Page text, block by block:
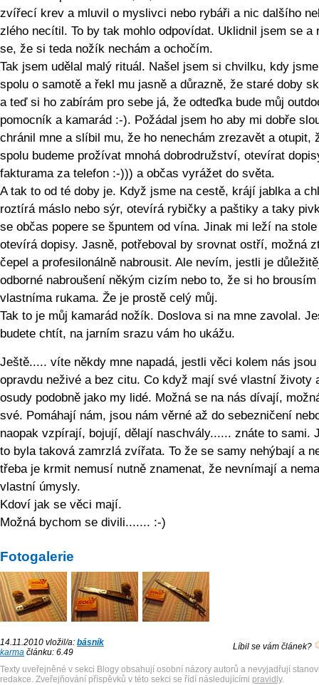
zvířecí krev a mluvil o myslivci nebo rybáři a nic dalšího
zlého necítil. To by tak mohlo odpovídat. Uklidnil jsem se a
se, že si teda nožík nechám a ochočím.
Tak jsem udělal malý rituál. Našel jsem si chvilku, kdy
spolu o samotě a řekl mu jasně a důrazně, že staré doby
a teď si ho zabírám pro sebe já, že odteďka bude můj
pomocník a kamarád :-). Požádal jsem ho aby mi dobře
chránil mne a slíbil mu, že ho nenechám zrezavět a otupit,
spolu budeme prožívat mnohá dobrodružství, otevírat
fakturama za telefon :-))) a občas vyrážet do světa.
A tak to od té doby je. Když jsme na cestě, krájí jablka a
roztírá máslo nebo sýr, otevírá rybičky a paštiky a taky
se občas popere se špuntem od vína. Jinak mi leží na stole
otevírá dopisy. Jasně, potřeboval by srovnat ostří, možná
čepel a profesilonálně nabrousit. Ale nevím, jestli je
odborné nabroušení někým cizím nebo to, že si ho brousím
vlastníma rukama. Že je prostě celý můj.
Tak to je můj kamarád nožík. Doslova si na mne zavolal.
budete chtít, na jarním srazu vám ho ukážu.
Ještě..... víte někdy mne napadá, jestli věci kolem nás jsou
opravdu neživé a bez citu. Co když mají své vlastní životy
osudy podobně jako my lidé. Možná se na nás dívají,
své. Pomáhají nám, jsou nám věrné až do sebezničení
naopak vzpírají, bojují, dělají naschvály...... znáte to sami.
to byla taková zamrzlá zvířata. To že se samy nehýbají a
třeba je krmit nemusí nutně znamenat, že nevnímají a
vlastní úmysly.
Kdoví jak se věci mají.
Možná bychom se divili....... :-)
Fotogalerie
14.11.2010 vložil/a: básník
karma článku: 6.49
Líbil se vám článek?
Texty uveřejněné v sekci Blogy obsahují osobní názory autorů a nevyjadřují
redakce. Zveřejňování příspěvků v této sekci se řídí následujícími pravidly.